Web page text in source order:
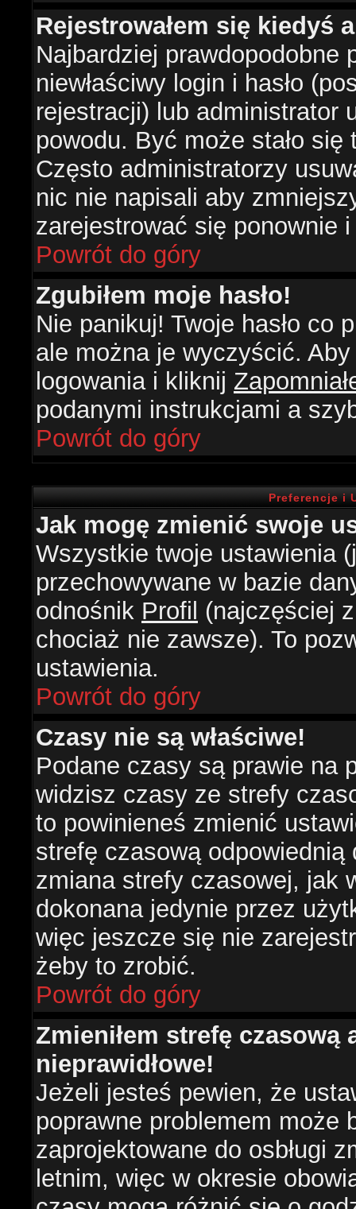
Rejestrowałem się kiedyś
Najbardziej prawdopodobne
niewłaściwy login i hasło
rejestracji) lub administrator
powodu. Być może stało
Często administratorzy
nic nie napisali aby
zarejestrować się ponownie
Powrót do góry
Zgubiłem moje hasło!
Nie panikuj! Twoje hasło co
ale można je wyczyścić.
logowania i kliknij
podanymi instrukcjami a
Powrót do góry
Preferencje i
Jak mogę zmienić swoje
Wszystkie twoje ustawienia
przechowywane w bazie
odnośnik Profil (najczęściej
chociaż nie zawsze). To
ustawienia.
Powrót do góry
Czasy nie są właściwe!
Podane czasy są prawie na
widzisz czasy ze strefy
to powinieneś zmienić
strefę czasową
zmiana strefy czasowej, jak
dokonana jedynie przez
więc jeszcze się nie
żeby to zrobić.
Powrót do góry
Zmieniłem strefę czasową
nieprawidłowe!
Jeżeli jesteś pewien, że
poprawne problemem może
zaprojektowane do osbługi
letnim, więc w okresie